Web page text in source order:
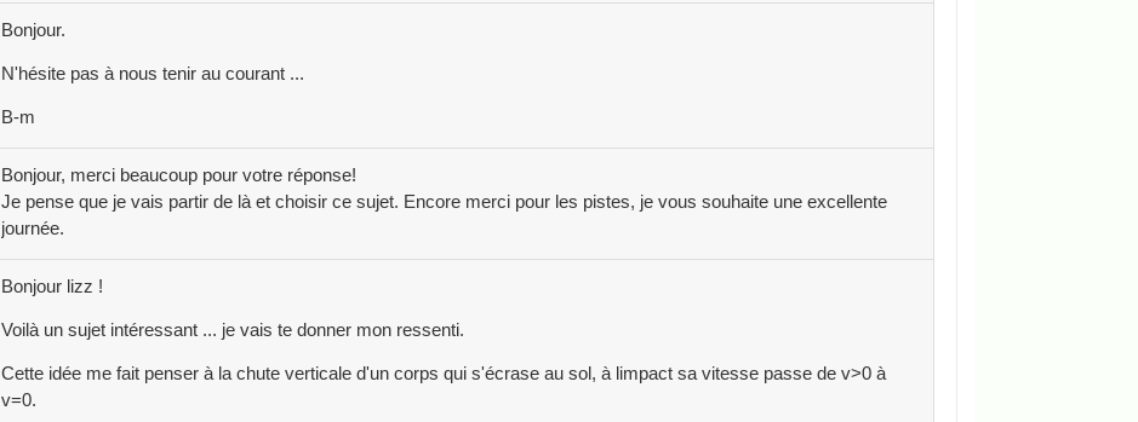
Bonjour.
N'hésite pas à nous tenir au courant ...
B-m
Bonjour, merci beaucoup pour votre réponse!
Je pense que je vais partir de là et choisir ce sujet. Encore merci pour les pistes, je vous souhaite une excellente
journée.
Bonjour lizz !
Voilà un sujet intéressant ... je vais te donner mon ressenti.
Cette idée me fait penser à la chute verticale d'un corps qui s'écrase au sol, à limpact sa vitesse passe de v>0 à
v=0.